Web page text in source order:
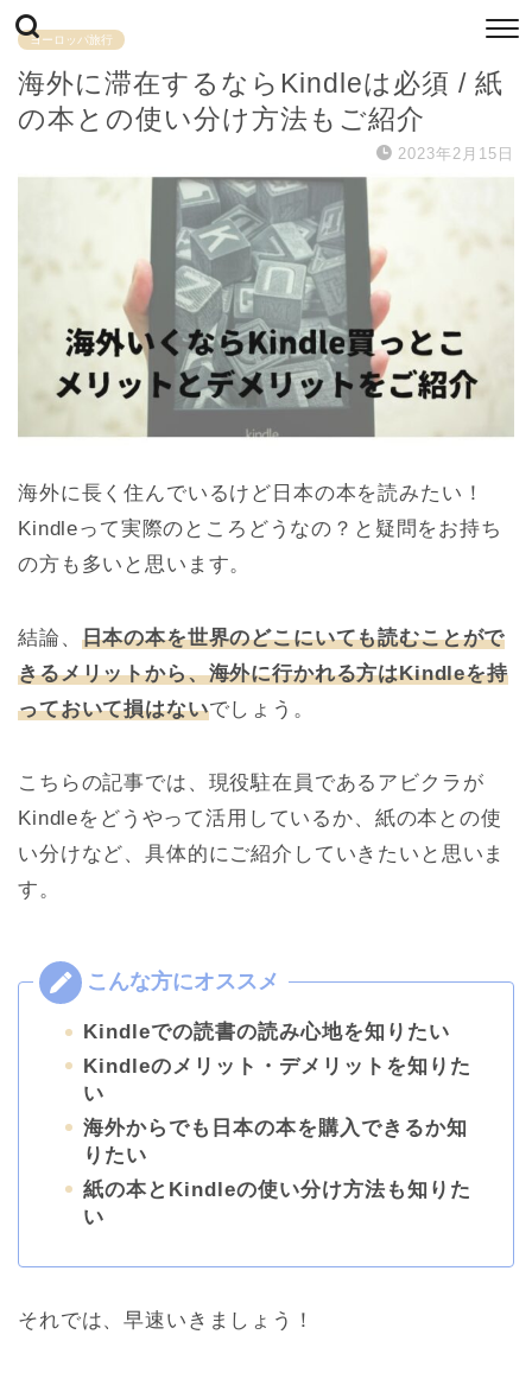
ヨーロッパ旅行
海外に滞在するならKindleは必須 / 紙
の本との使い分け方法もご紹介
2023年2月15日
海外に長く住んでいるけど日本の本を読みたい！
Kindleって実際のところどうなの？と疑問をお持ち
の方も多いと思います。
結論、 日本の本を世界のどこにいても読むことがで
きるメリットから、海外に行かれる方はKindleを持
っておいて損はないでしょう。
こちらの記事では、現役駐在員であるアビクラが
Kindleをどうやって活用しているか、紙の本との使
い分けなど、具体的にご紹介していきたいと思いま
す。
Kindleでの読書の読み心地を知りたい
Kindleのメリット・デメリットを知りた
い
海外からでも日本の本を購入できるか知
りたい
紙の本とKindleの使い分け方法も知りた
い
それでは、早速いきましょう！